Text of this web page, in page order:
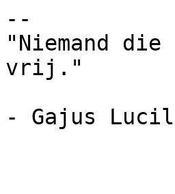
--
"Niemand
vrij."
- Gajus